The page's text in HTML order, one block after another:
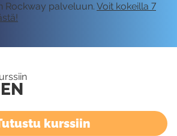
Rockway palveluun. Voit kokeilla 7
kurssiin